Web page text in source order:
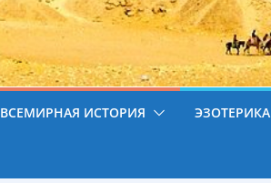
ВСЕМИРНАЯ ИСТОРИЯ ЭЗОТЕРИКА